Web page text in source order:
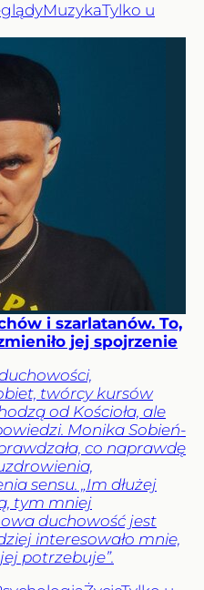
MuzykaTylko u
i szarlatanów. To,
jej spojrzenie
twórcy kursów
od Kościoła, ale
Monika Sobień-
co naprawdę
sensu. „Im dłużej
tym mniej
duchowość jest
interesowało mnie,
potrzebuje”.